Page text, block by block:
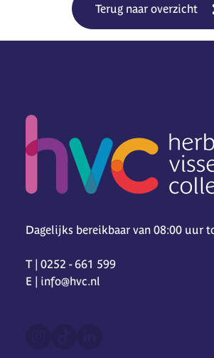
Terug naar overzicht
Dagelijks bereikbaar van 08:00 uur
T | 0252 - 661 599
E | info@hvc.nl